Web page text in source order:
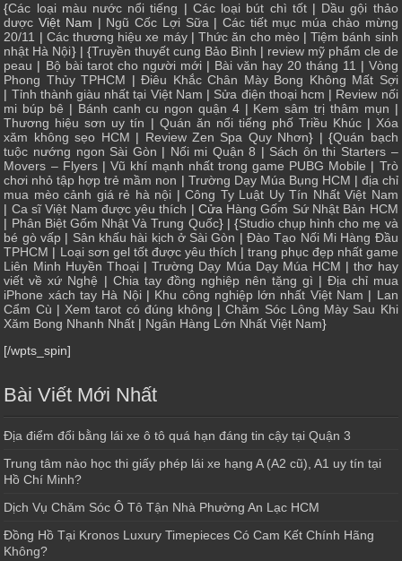
{Các loại màu nước nổi tiếng | Các loại bút chì tốt| Dầu gội thảo
dược Việt Nam | Ngũ Cốc Lợi Sữa| Các tiết mục múa chào mừng
20/11 | Các thương hiệu xe máy|Thức ăn cho mèo|Tiệm bánh sinh
nhật Hà Nội} | {Truyền thuyết cung Bảo Bình | review mỹ phẩm cle de
peau | Bộ bài tarot cho người mới| Bài văn hay 20 tháng 11 | Vòng
Phong Thủy TPHCM |Điêu Khắc Chân Mày Bong Không Mất Sợi
| Tỉnh thành giàu nhất tại Việt Nam | Sửa điện thoại hcm | Review nối
mi búp bê | Bánh canh cu ngon quận 4| Kem sâm trị thâm mụn |
Thương hiệu sơn uy tín | Quán ăn nổi tiếng phố Triều Khúc| Xóa
xăm không sẹo HCM | Review Zen Spa Quy Nhơn} | {Quán bạch
tuộc nướng ngon Sài Gòn | Nối mi Quận 8 | Sách ôn thi Starters –
Movers – Flyers| Vũ khí mạnh nhất trong game PUBG Mobile | Trò
chơi nhỏ tập hợp trẻ mầm non | Trường Dạy Múa Bụng HCM | địa chỉ
mua mèo cảnh giá rẻ hà nội |Công Ty Luật Uy Tín Nhất Việt Nam
| Ca sĩ Việt Nam được yêu thích | Cửa Hàng Gốm Sứ Nhật Bản HCM
| Phân Biệt Gốm Nhật Và Trung Quốc} | {Studio chụp hình cho mẹ và
bé gò vấp | Sân khấu hài kịch ở Sài Gòn |Đào Tạo Nối Mi Hàng Đầu
TPHCM | Loại sơn gel tốt được yêu thích | trang phục đẹp nhất game
Liên Minh Huyền Thoại|Trường Dạy Múa Dạy Múa HCM |thơ hay
viết về xứ Nghệ | Chia tay đồng nghiệp nên tặng gì | Địa chỉ mua
iPhone xách tay Hà Nội| Khu công nghiệp lớn nhất Việt Nam | Lan
Cẩm Cù |Xem tarot có đúng không |Chăm Sóc Lông Mày Sau Khi
Xăm Bong Nhanh Nhất | Ngân Hàng Lớn Nhất Việt Nam}
[/wpts_spin]
Bài Viết Mới Nhất
Địa điểm đổi bằng lái xe ô tô quá hạn đáng tin cậy tại Quận 3
Trung tâm nào học thi giấy phép lái xe hạng A (A2 cũ), A1 uy tín tại
Hồ Chí Minh?
Dịch Vụ Chăm Sóc Ô Tô Tận Nhà Phường An Lạc HCM
Đồng Hồ Tại Kronos Luxury Timepieces Có Cam Kết Chính Hãng
Không?